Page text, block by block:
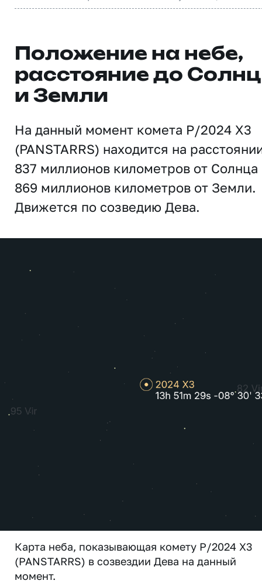
Положение на небе,
расстояние до
и Земли
На данный момент комета P/2024 X3
(PANSTARRS) находится на
837 миллионов километров от Солнца
869 миллионов километров от Земли.
Движется по созведию Дева.
Карта неба, показывающая комету P/2024 X3
(PANSTARRS) в созвездии Дева на данный
момент.